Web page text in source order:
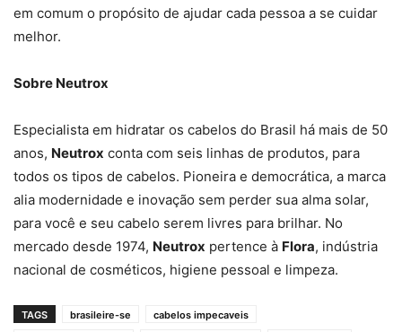
em comum o propósito de ajudar cada pessoa a se cuidar
melhor.
Sobre Neutrox
Especialista em hidratar os cabelos do Brasil há mais de 50
anos, Neutrox conta com seis linhas de produtos, para
todos os tipos de cabelos. Pioneira e democrática, a marca
alia modernidade e inovação sem perder sua alma solar,
para você e seu cabelo serem livres para brilhar. No
mercado desde 1974, Neutrox pertence à Flora, indústria
nacional de cosméticos, higiene pessoal e limpeza.
TAGS brasileire-se
cabelos impecaveis